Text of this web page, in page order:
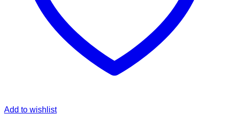
Add to wishlist